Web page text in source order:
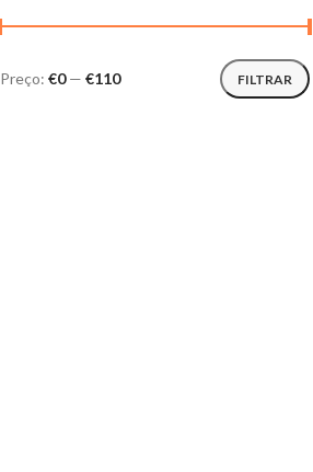
FILTRAR
Preço: €0— €110